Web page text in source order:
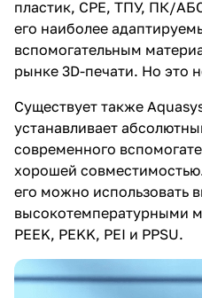
пластик, CPE, ТПУ, ПК/
его наиболее
вспомогательным
рынке 3D-печати. Но это
Существует также
устанавливает
современного
хорошей
его можно использовать
высокотемпературными
PEEK, PEKK, PEI и PPSU.